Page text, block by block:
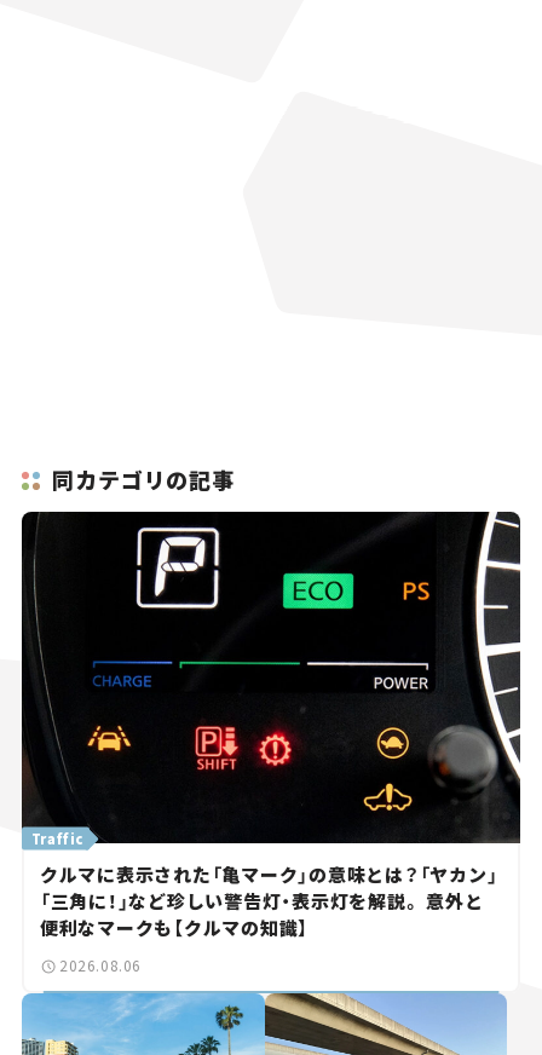
同カテゴリの記事
クルマに表示された「亀マーク」の意味とは？「ヤカン」
「三角に！」など珍しい警告灯・表示灯を解説。 意外と
便利なマークも【クルマの知識】
Traffic
2026.08.06